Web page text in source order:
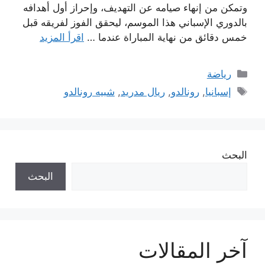
وتمكن من إنهاء صيامه عن التهديف، وإحراز أول أهدافه
بالدوري الإسباني هذا الموسم، ليحقق الفوز لفريقه قبل
خمس دقائق من نهاية المباراة عندما … اقرأ المزيد
التصنيفات
رياضة
الوسوم
إسبانيا,رونالدو,ريال مدريد, شبيه رونالدو
البحث
البحث
آخر المقالات